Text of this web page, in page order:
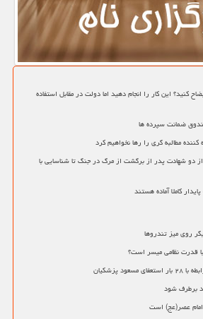
کنید؟ این کار را انجام دهید اما دولت در مقابل استفاده
ضمانت سپرده ها
مطالبه گری را رها نخواهیم کرد
دو شهادت پدر از برگشت از مرگ در جنگ تا شناسایی با
کاملا آماده هستند
روی میز تندروها
با قدرت نظامی میسر است؟
پزشکیان
برطرف شود
عصر(عج) است